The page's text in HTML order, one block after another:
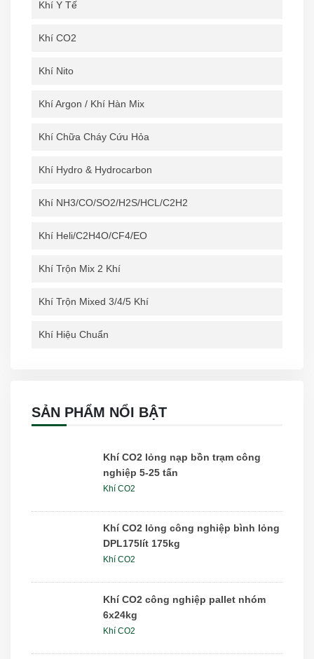
Khí Y Tế
Khí CO2
Khí Nito
Khí Argon / Khí Hàn Mix
Khí Chữa Cháy Cứu Hỏa
Khí Hydro & Hydrocarbon
Khí NH3/CO/SO2/H2S/HCL/C2H2
Khí Heli/C2H4O/CF4/EO
Khí Trộn Mix 2 Khí
Khí Trộn Mixed 3/4/5 Khí
Khí Hiệu Chuẩn
SẢN PHẨM NỔI BẬT
Khí CO2 lỏng nạp bồn trạm công
nghiệp 5-25 tấn
Khí CO2
Khí CO2 lỏng công nghiệp bình lỏng
DPL175lít 175kg
Khí CO2
Khí CO2 công nghiệp pallet nhóm
6x24kg
Khí CO2